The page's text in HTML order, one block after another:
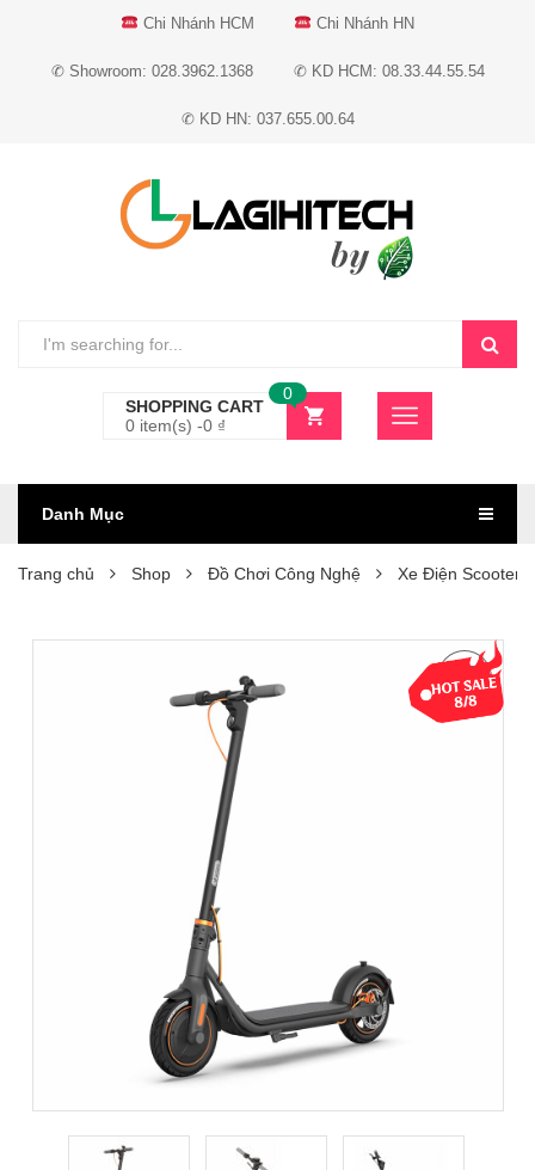
Chi Nhánh HCM Chi Nhánh HN
✆ Showroom: 028.3962.1368 ✆ KD HCM: 08.33.44.55.54
✆ KD HN: 037.655.00.64
SHOPPING CART
0 item(s) -0 ₫
0
Danh Mục
Trang chủ Shop Đồ Chơi Công Nghệ Xe Điện Scooter